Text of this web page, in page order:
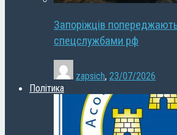
Запоріжців
спецслужбами рф
zapsich, 23/07/2026
Політика